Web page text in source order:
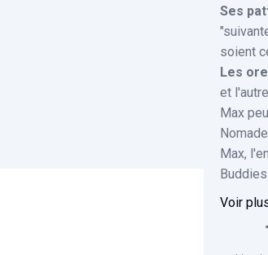
Ses
soient
Les
et
Max
Max,
Voir